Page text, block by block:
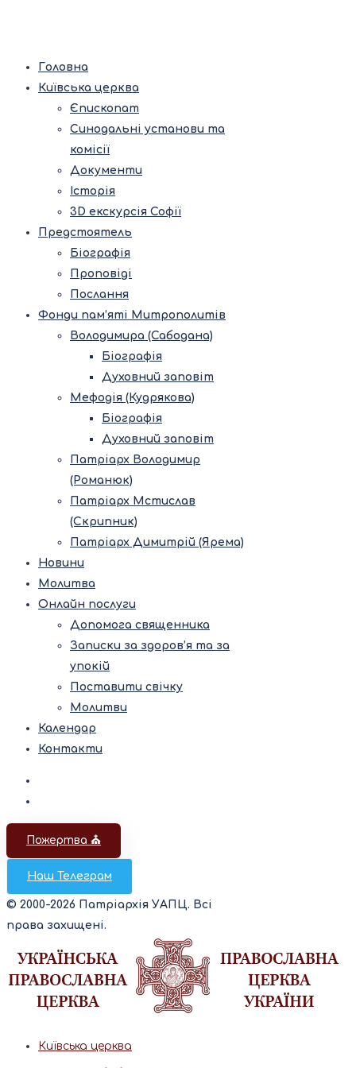
Головна
Київська церква
Єпископат
Синодальні установи та
комісії
Документи
Історія
3D екскурсія Софії
Предстоятель
Біографія
Проповіді
Послання
Фонди пам’яті Митрополитів
Володимира (Сабодана)
Біографія
Духовний заповіт
Мефодія (Кудрякова)
Біографія
Духовний заповіт
Патріарх Володимир
(Романюк)
Патріарх Мстислав
(Скрипник)
Патріарх Димитрій (Ярема)
Новини
Молитва
Онлайн послуги
Допомога священника
Записки за здоров’я та за
упокій
Поставити свічку
Молитви
Календар
Контакти
Пожертва ⛪️
Наш Телеграм
© 2000-2026 Патріархія УАПЦ. Всі
права захищені.
Київська церква